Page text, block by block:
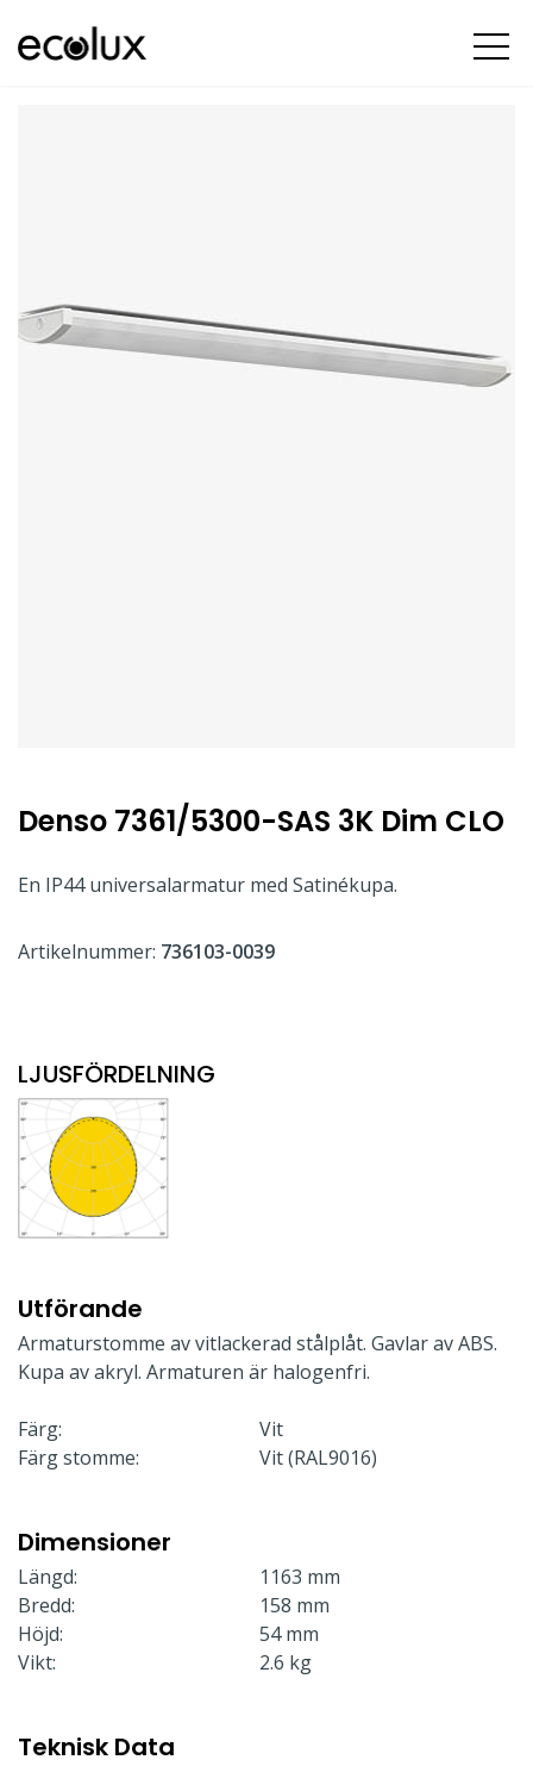
Denso 7361/5300-SAS 3K Dim CLO
En IP44 universalarmatur med Satinékupa.
Artikelnummer: 736103-0039
LJUSFÖRDELNING
Utförande
Armaturstomme av vitlackerad stålplåt. Gavlar av ABS.
Kupa av akryl. Armaturen är halogenfri.
Färg:
Vit
Färg stomme:
Vit (RAL9016)
Dimensioner
Längd:
1163 mm
Bredd:
158 mm
Höjd:
54 mm
Vikt:
2.6 kg
Teknisk Data